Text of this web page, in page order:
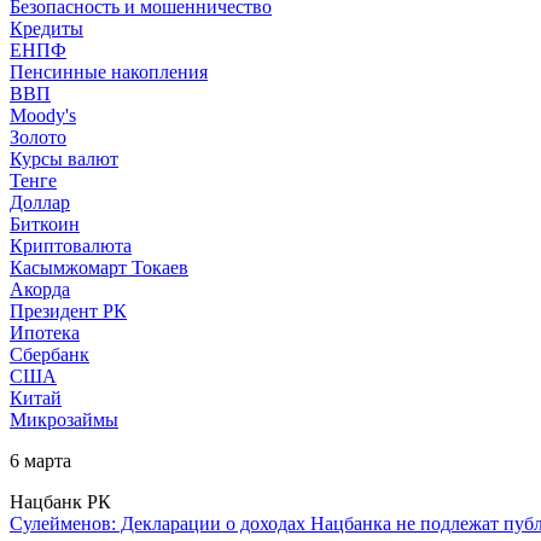
Безопасность и мошенничество
Кредиты
ЕНПФ
Пенсинные накопления
ВВП
Moody's
Золото
Курсы валют
Тенге
Доллар
Биткоин
Криптовалюта
Касымжомарт Токаев
Акорда
Президент РК
Ипотека
Сбербанк
США
Китай
Микрозаймы
6 марта
Нацбанк РК
Сулейменов: Декларации о доходах Нацбанка не подлежат